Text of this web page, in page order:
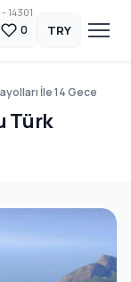
14301
0 TRY
İle 14 Gece
Türk